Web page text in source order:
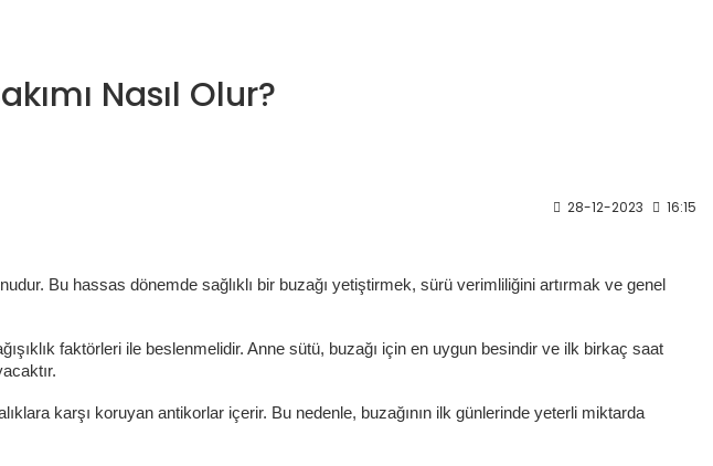
Nasıl Olur?
28-12-2023 16:15
Bu hassas dönemde sağlıklı bir buzağı yetiştirmek, sürü verimliliğini artırmak ve genel
faktörleri ile beslenmelidir. Anne sütü, buzağı için en uygun besindir ve ilk birkaç saat
karşı koruyan antikorlar içerir. Bu nedenle, buzağının ilk günlerinde yeterli miktarda